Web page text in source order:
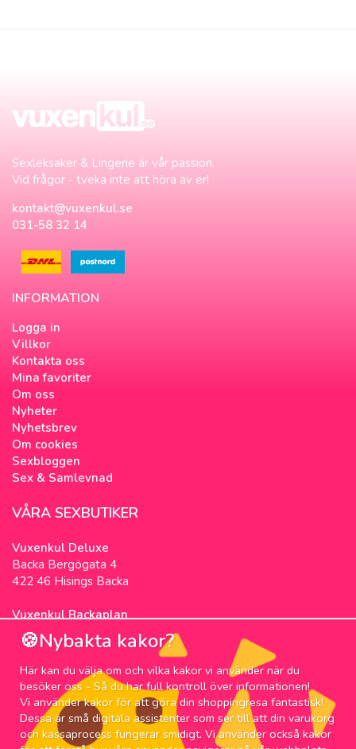
Sexleksaker & Lingerie är vår passion.
Vid frågor - tveka inte att höra av er!
kontakt@vuxenkul.se
031-58 32 14
INFORMATION
Logga in
Villkor
Kontakta oss
Mina favoriter
Om oss
Nyheter
Nyhetsbrev
Om cookies
Sexbloggen
Sex & Samlevnad
VÅRA SEXBUTIKER
Vuxenkul Deluxe
Backa Bergögata 4
422 46 Hisings Backa
Vuxenkul Backaplan
Färgfabriksgatan 3
417 05 Göteborg
NYHETSBREV
Prenumerera på nyhetsbrevet för våra bästa
erbjudanden och nyheter!
🍪Nybakta kakor?
Här kan du välja om och vilka kakor vi använder när du
besöker oss - Så du har full kontroll över informationen!
Vi använder kakor för att göra din shoppingresa fantastisk!
Dessa är små digitala assistenter som ser till att din varukorg
och kassaprocess fungerar smidigt. Vi använder också kakor